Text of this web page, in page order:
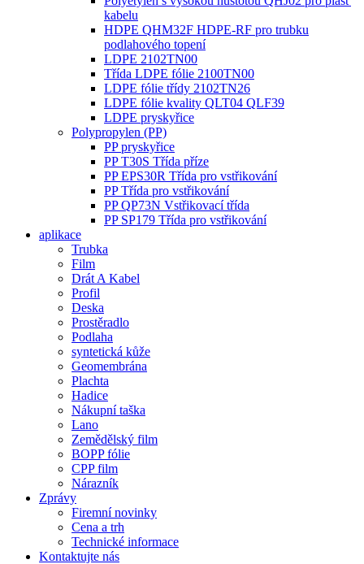
kabelu
HDPE QHM32F HDPE-RF pro trubku
podlahového topení
LDPE 2102TN00
Třída LDPE fólie 2100TN00
LDPE fólie třídy 2102TN26
LDPE fólie kvality QLT04 QLF39
LDPE pryskyřice
Polypropylen (PP)
PP pryskyřice
PP T30S Třída příze
PP EPS30R Třída pro vstřikování
PP Třída pro vstřikování
PP QP73N Vstřikovací třída
PP SP179 Třída pro vstřikování
aplikace
Trubka
Film
Drát A Kabel
Profil
Deska
Prostěradlo
Podlaha
syntetická kůže
Geomembrána
Plachta
Hadice
Nákupní taška
Lano
Zemědělský film
BOPP fólie
CPP film
Nárazník
Zprávy
Firemní novinky
Cena a trh
Technické informace
Kontaktujte nás